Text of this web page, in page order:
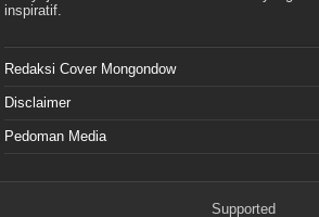
inspiratif.
Redaksi Cover Mongondow
Disclaimer
Pedoman Media
Supported